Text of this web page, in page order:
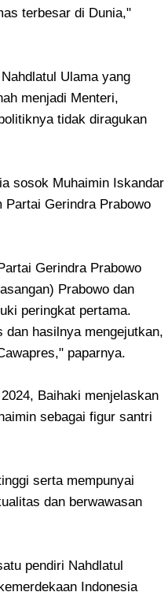
terbesar di Dunia,"
Ulama yang
menjadi Menteri,
tidak diragukan
sosok Muhaimin Iskandar
Partai Gerindra Prabowo
Gerindra Prabowo
Prabowo dan
peringkat pertama.
dan hasilnya mengejutkan,
paparnya.
Baihaki menjelaskan
sebagai figur santri
serta mempunyai
dan berwawasan
pendiri Nahdlatul
Indonesia